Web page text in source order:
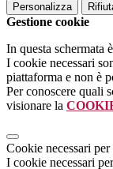
Personalizza
Gestione cookie
In questa schermata
I cookie necessari
piattaforma e non è
Per conoscere quali
visionare la
Cookie necessari
I cookie necessari